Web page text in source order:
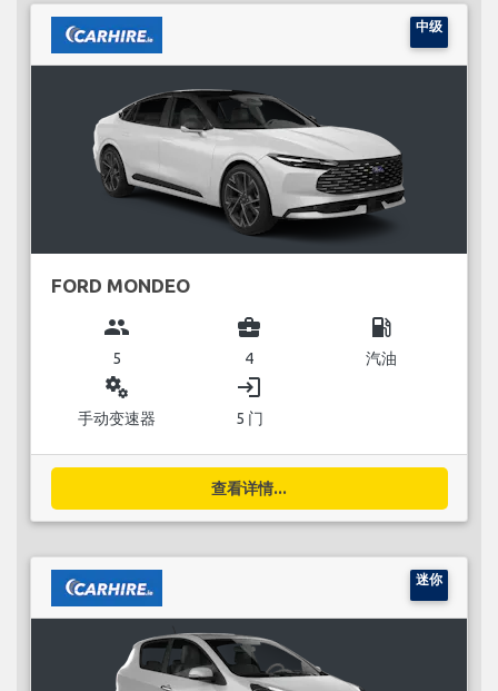
中级
FORD MONDEO
group
5
business_center
4
local_gas_station
汽油
miscellaneous_services
手动变速器
login
5 门
查看详情...
迷你